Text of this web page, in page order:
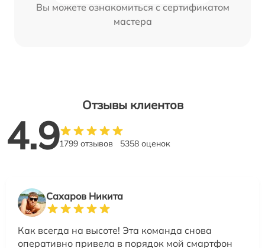
Вы можете ознакомиться с сертификатом
мастера
Отзывы клиентов
4.91799 отзывов 5358 оценок
Сахаров Никита
Как всегда на высоте! Эта команда снова
оперативно привела в порядок мой смартфон